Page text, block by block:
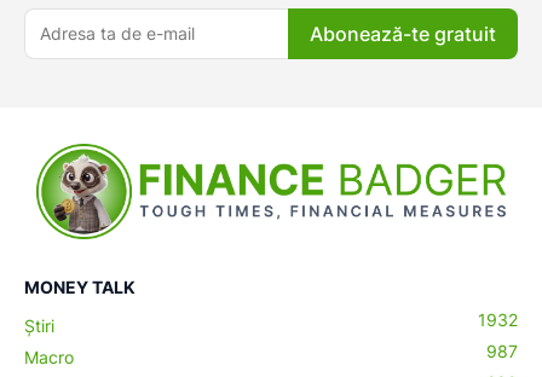
Abonează-te gratuit
MONEY TALK
Știri
1932
Macro
987